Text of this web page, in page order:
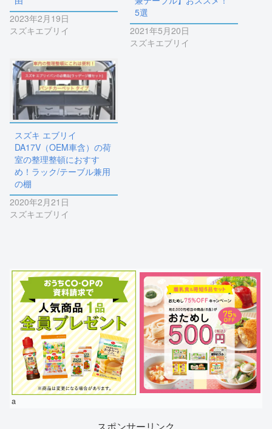
2023年2月19日
スズキエブリイ
5選
2021年5月20日
スズキエブリイ
スズキ エブリイ
DA17V（OEM車含）の荷
室の整理整頓におすす
め！ラック/テーブル兼用
の棚
2020年2月21日
スズキエブリイ
a